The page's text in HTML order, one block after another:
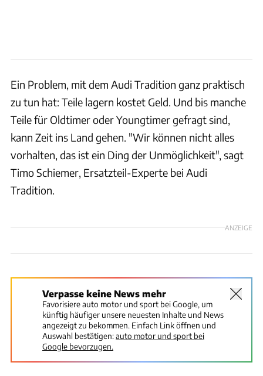
Ein Problem, mit dem Audi Tradition ganz praktisch
zu tun hat: Teile lagern kostet Geld. Und bis manche
Teile für Oldtimer oder Youngtimer gefragt sind,
kann Zeit ins Land gehen. "Wir können nicht alles
vorhalten, das ist ein Ding der Unmöglichkeit", sagt
Timo Schiemer, Ersatzteil-Experte bei Audi
Tradition.
ANZEIGE
Verpasse keine News mehr
Favorisiere auto motor und sport bei Google, um
künftig häufiger unsere neuesten Inhalte und News
angezeigt zu bekommen. Einfach Link öffnen und
Auswahl bestätigen:auto motor und sport bei
Google bevorzugen.